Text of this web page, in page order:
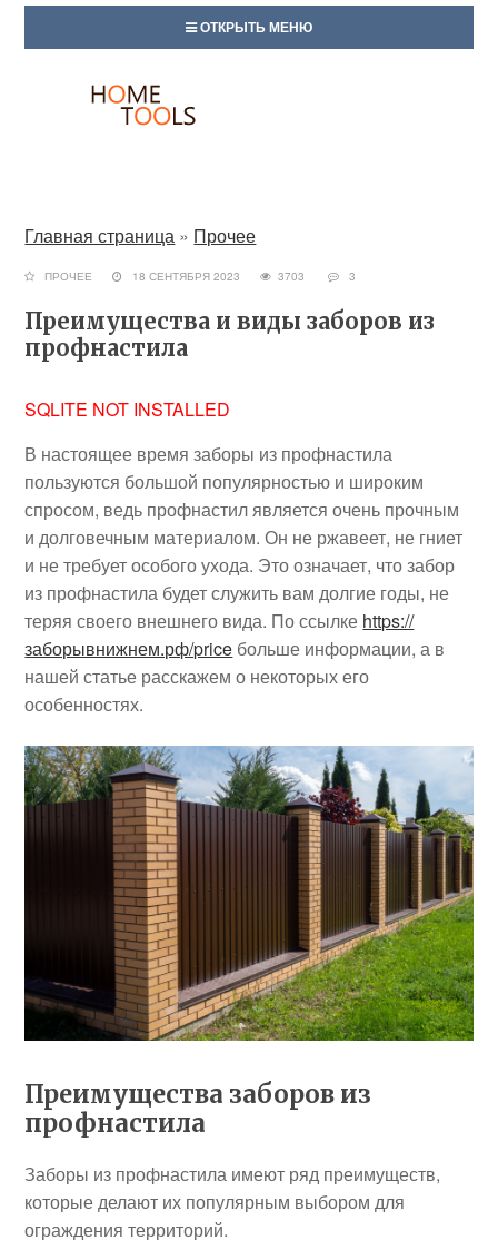
ОТКРЫТЬ МЕНЮ
Главная страница » Прочее
ПРОЧЕЕ 18 СЕНТЯБРЯ 2023 3703 3
Преимущества и виды заборов из
профнастила
SQLITE NOT INSTALLED
В настоящее время заборы из профнастила
пользуются большой популярностью и широким
спросом, ведь профнастил является очень прочным
и долговечным материалом. Он не ржавеет, не гниет
и не требует особого ухода. Это означает, что забор
из профнастила будет служить вам долгие годы, не
теряя своего внешнего вида. По ссылке https://
заборывнижнем.рф/price больше информации, а в
нашей статье расскажем о некоторых его
особенностях.
Преимущества заборов из
профнастила
Заборы из профнастила имеют ряд преимуществ,
которые делают их популярным выбором для
ограждения территорий.